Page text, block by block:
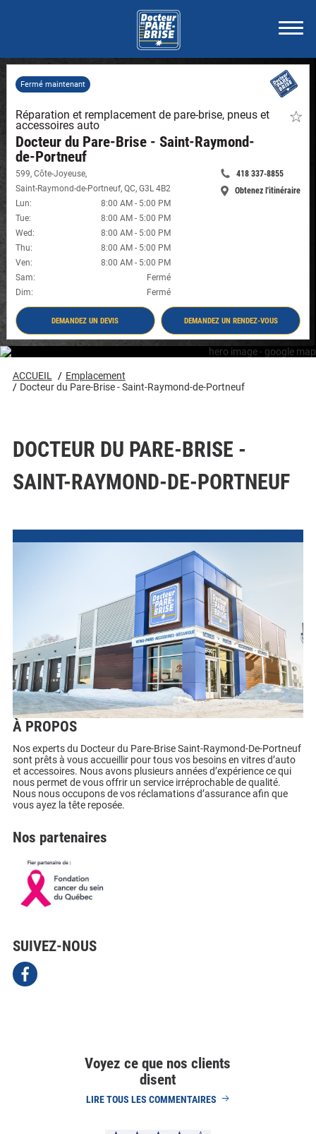
Fermé maintenant
Réparation et remplacement de pare-brise, pneus et
accessoires auto
Docteur du Pare-Brise - Saint-Raymond-
de-Portneuf
de
599, Côte-Joyeuse,
Saint-Raymond-de-Portneuf,QC,G3L 4B2
Lun: 8:00 AM - 5:00 PM
Tue: 8:00 AM - 5:00 PM
Wed : 8:00 AM - 5:00 PM
Thu: 8:00 AM - 5:00 PM
Ven: 8:00 AM - 5:00 PM
Sam:
Fermé
Dim: Fermé
Appelle
maintenant:
418 337-8855
Obtenez l'itinéraire
de-
#8197
DEMANDEZ UN DEVIS
- DOCTEUR DU PARE-BRISE - SAINT-
RAYMOND-DE-PORTNEUF #8197
DEMANDEZ UN RENDEZ-VOUS
- DOCTEUR DU PARE-BRISE - SAINT-
RAYMOND-DE-PORTNEUF #8197
ACCUEIL
Emplacement
Docteur du Pare-Brise - Saint-Raymond-de-Portneuf
DOCTEUR DU PARE-BRISE -
SAINT-RAYMOND-DE-PORTNEUF
À PROPOS
Nos experts du Docteur du Pare-Brise Saint-Raymond-De-Portneuf
sont prêts à vous accueillir pour tous vos besoins en vitres d’auto
et accessoires. Nous avons plusieurs années d’expérience ce qui
nous permet de vous offrir un service irréprochable de qualité.
Nous nous occupons de vos réclamations d’assurance afin que
vous ayez la tête reposée.
Nos partenaires
SUIVEZ-NOUS
Voyez ce que nos clients
disent
LIRE TOUS LES COMMENTAIRES